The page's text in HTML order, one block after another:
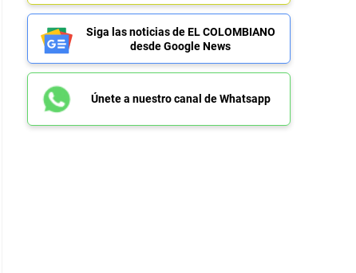
Siga las noticias de EL COLOMBIANO
desde Google News
Únete a nuestro canal de Whatsapp